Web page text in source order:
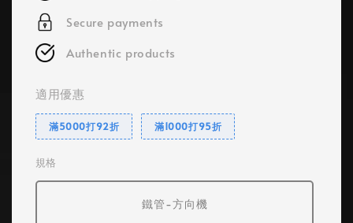
Secure payments
Authentic products
適用優惠
滿5000打92折 滿1000打95折
規格
鐵管-方向機